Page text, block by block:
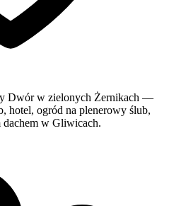
Dwór w zielonych Żernikach —
hotel, ogród na plenerowy ślub,
dachem w Gliwicach.